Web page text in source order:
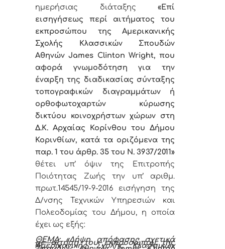
ημερήσιας διάταξης «Επί
εισηγήσεως περί αιτήματος του
εκπροσώπου της Αμερικανικής
Σχολής Κλασσικών Σπουδών
ΑθηνώνJames Clinton Wright, που
αφορά γνωμοδότηση για την
έναρξη της διαδικασίας σύνταξης
τοπογραφικών διαγραμμάτων ή
ορθοφωτοχαρτών κύρωσης
δικτύου κοινοχρήστων χώρων στη
Δ.Κ. Αρχαίας Κορίνθου του Δήμου
Κορινθίων, κατά τα οριζόμενα της
παρ. 1 του άρθρ. 35 του Ν. 3937/2011»
θέτει υπ’ όψιν της Επιτροπής
Ποιότητας Ζωής την υπ’ αριθμ.
πρωτ.14545/19-9-2016 εισήγηση της
Δ/νσης Τεχνικών Υπηρεσιών και
Πολεοδομίας του Δήμου, η οποία
έχει ως εξής:
ΘΕΜΑ: «Λήψη απόφασης σχετικά
με αίτησητου εκπροσώπου της
Αμερικανικής Σχολής Κλασσικών